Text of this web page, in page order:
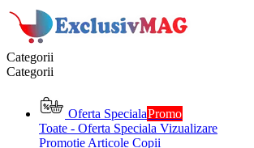
Categorii
Categorii
Oferta SpecialaPromo
Toate - Oferta Speciala Vizualizare
Promotie Articole Copii